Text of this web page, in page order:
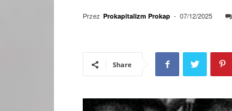
Przez Prokapitalizm Prokap - 07/12/2025
Share